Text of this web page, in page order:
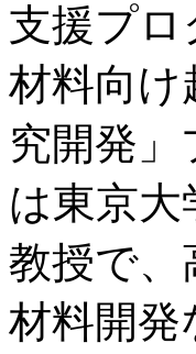
支援プロ
材料向け
究開発
は東京
教授で、
材料開